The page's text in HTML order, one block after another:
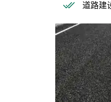
道路建